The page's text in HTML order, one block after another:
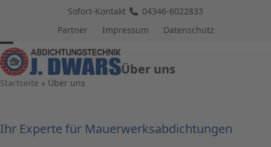
Sofort-Kontakt
04346-6022833
Partner
Impressum Datenschutz
Open
mobile
Close
mobile
Über uns
Startseite » Über uns
Ihr Experte für Mauerwerksabdichtungen